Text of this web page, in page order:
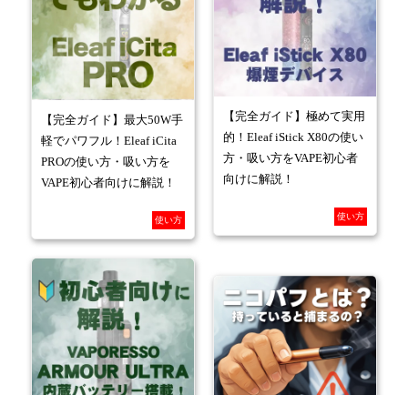
【完全ガイド】最大50W手
軽でパワフル！Eleaf iCita
PROの使い方・吸い方を
VAPE初心者向けに解説！
使い方
【完全ガイド】極めて実用
的！Eleaf iStick X80の使い
方・吸い方をVAPE初心者
向けに解説！
使い方